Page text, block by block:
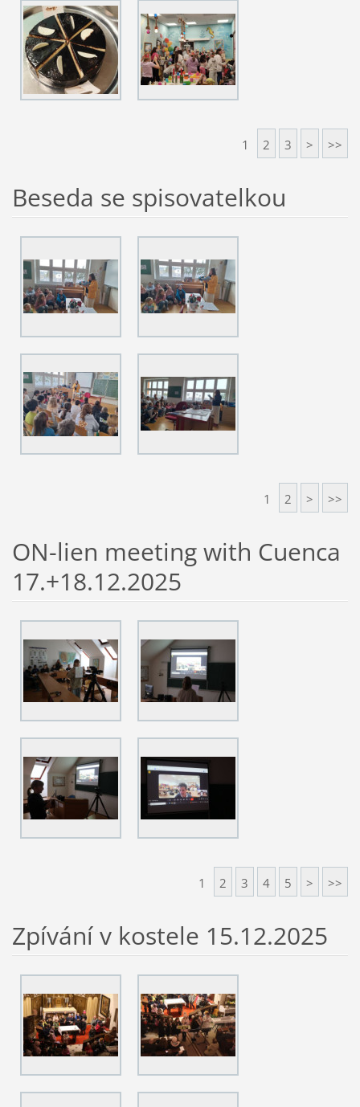
1 2 3 > >>
Beseda se spisovatelkou
1 2 > >>
ON-lien meeting with Cuenca
17.+18.12.2025
1 2 3 4 5 > >>
Zpívání v kostele 15.12.2025